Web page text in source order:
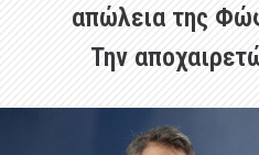
απώλεια της
Την